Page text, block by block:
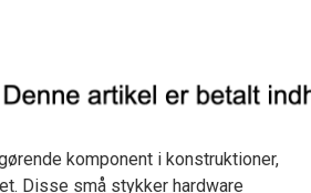
komponent i konstruktioner,
Disse små stykker hardware